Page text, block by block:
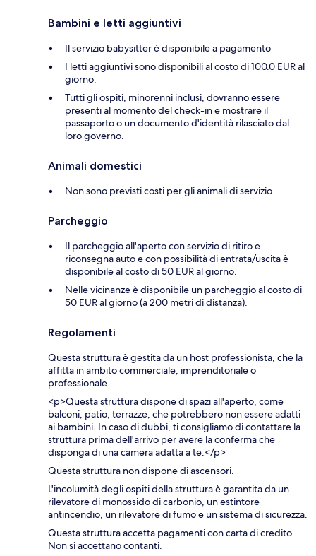
Bambini e letti aggiuntivi
Il servizio babysitter è disponibile a pagamento
I letti aggiuntivi sono disponibili al costo di 100.0 EUR al
giorno.
Tutti gli ospiti, minorenni inclusi, dovranno essere
presenti al momento del check-in e mostrare il
passaporto o un documento d'identità rilasciato dal
loro governo.
Animali domestici
Non sono previsti costi per gli animali di servizio
Parcheggio
Il parcheggio all'aperto con servizio di ritiro e
riconsegna auto e con possibilità di entrata/uscita è
disponibile al costo di 50 EUR al giorno.
Nelle vicinanze è disponibile un parcheggio al costo di
50 EUR al giorno (a 200 metri di distanza).
Regolamenti
Questa struttura è gestita da un host professionista, che la
affitta in ambito commerciale, imprenditoriale o
professionale.
<p>Questa struttura dispone di spazi all'aperto, come
balconi, patio, terrazze, che potrebbero non essere adatti
ai bambini. In caso di dubbi, ti consigliamo di contattare la
struttura prima dell'arrivo per avere la conferma che
disponga di una camera adatta a te.</p>
Questa struttura non dispone di ascensori.
L'incolumità degli ospiti della struttura è garantita da un
rilevatore di monossido di carbonio, un estintore
antincendio, un rilevatore di fumo e un sistema di sicurezza.
Questa struttura accetta pagamenti con carta di credito.
Non si accettano contanti.